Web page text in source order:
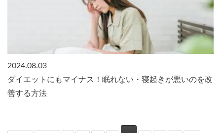
2024.08.03
ダイエットにもマイナス！眠れない・寝起きが悪いのを改
善する方法